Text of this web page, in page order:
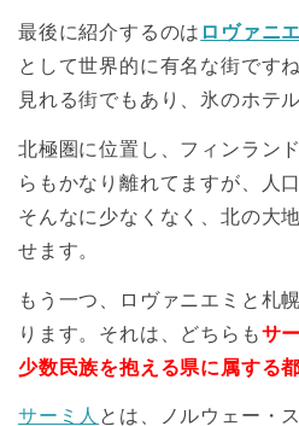
最後に紹介するのは ロヴァニ
として世界的に有名な街です
見れる街でもあり、氷のホテ
北極圏に位置し、フィンラン
らもかなり離れてますが、人
そんなに少なくなく、北の大
せます。
もう一つ、ロヴァニエミと札
ります。それは、どちらもサ
少数民族を抱える県に属する
サーミ人 とは、ノルウェー・